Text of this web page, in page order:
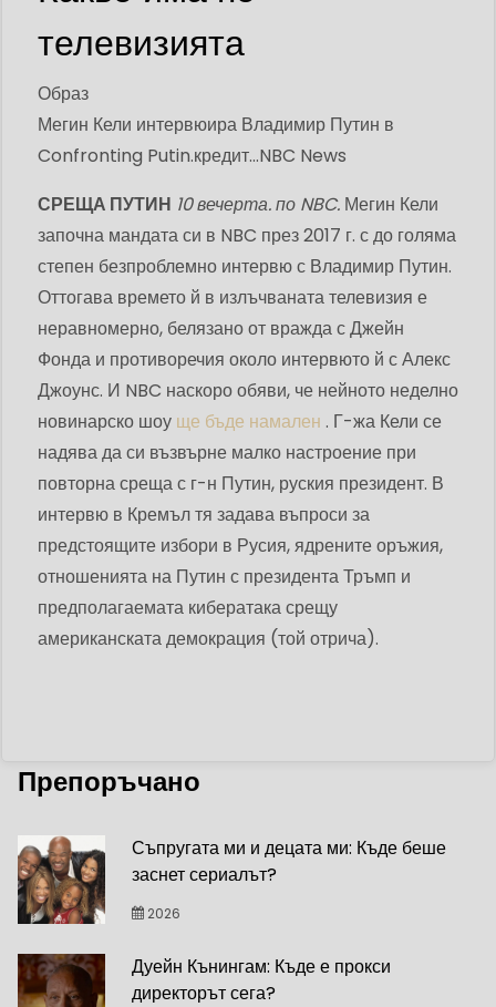
телевизията
Образ
Мегин Кели интервюира Владимир Путин в
Confronting Putin.кредит...NBC News
СРЕЩА ПУТИН 10 вечерта. по NBC. Мегин Кели
започна мандата си в NBC през 2017 г. с до голяма
степен безпроблемно интервю с Владимир Путин.
Оттогава времето й в излъчваната телевизия е
неравномерно, белязано от вражда с Джейн
Фонда и противоречия около интервюто й с Алекс
Джоунс. И NBC наскоро обяви, че нейното неделно
новинарско шоу ще бъде намален . Г-жа Кели се
надява да си възвърне малко настроение при
повторна среща с г-н Путин, руския президент. В
интервю в Кремъл тя задава въпроси за
предстоящите избори в Русия, ядрените оръжия,
отношенията на Путин с президента Тръмп и
предполагаемата кибератака срещу
американската демокрация (той отрича).
Препоръчано
Съпругата ми и децата ми: Къде беше
заснет сериалът?
2026
Дуейн Кънингам: Къде е прокси
директорът сега?